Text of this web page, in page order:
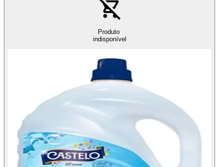
Produto
indisponível